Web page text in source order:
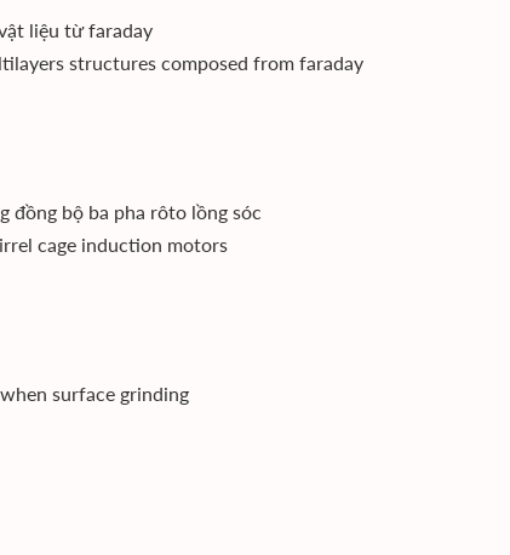
liệu từ faraday
structures composed from faraday
đồng bộ ba pha rôto lồng sóc
cage induction motors
surface grinding